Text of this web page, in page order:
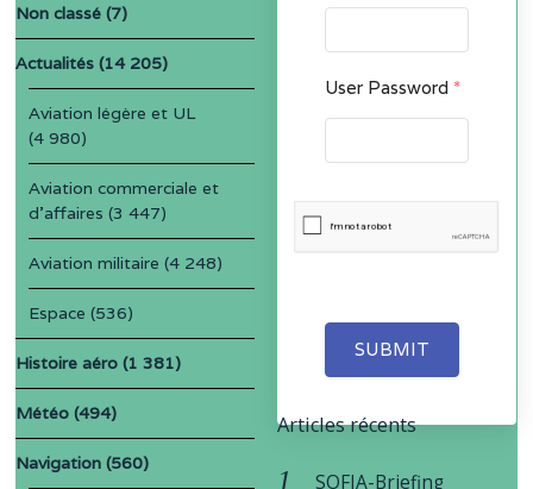
User Password *
SUBMIT
Non classé (7)
Actualités (14 205)
Aviation légère et UL
(4 980)
Aviation commerciale et
d'affaires (3 447)
Aviation militaire (4 248)
Espace (536)
Histoire aéro (1 381)
Météo (494)
Navigation (560)
Articles récents
SOFIA-Briefing